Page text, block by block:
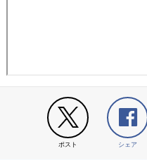
ポスト シェア